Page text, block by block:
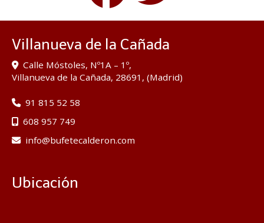
Villanueva de la Cañada
Calle Móstoles, Nº1A – 1º,
Villanueva de la Cañada, 28691 , (Madrid)
91 815 52 58
608 957 749
info
bufetecalderon.com
Ubicación